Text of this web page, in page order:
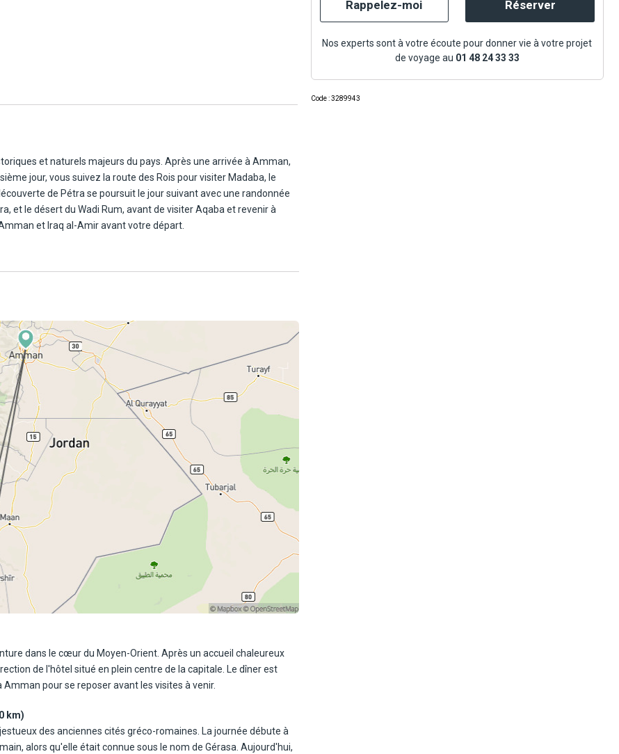
Rappelez-moi Réserver
Nos experts sont à votre écoute pour donner vie à votre projet
de voyage au 01 48 24 33 33
Code : 3289943
et naturels majeurs du pays. Après une arrivée à Amman,
jour, vous suivez la route des Rois pour visiter Madaba, le
de Pétra se poursuit le jour suivant avec une randonnée
et le désert du Wadi Rum, avant de visiter Aqaba et revenir à
et Iraq al-Amir avant votre départ.
dans le cœur du Moyen-Orient. Après un accueil chaleureux
de l'hôtel situé en plein centre de la capitale. Le dîner est
pour se reposer avant les visites à venir.
km)
des anciennes cités gréco-romaines. La journée débute à
alors qu'elle était connue sous le nom de Gérasa. Aujourd'hui,